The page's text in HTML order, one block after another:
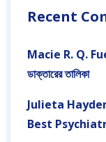
Recent
Macie R. Q.
ডাক্তারের তালিকা
Julieta
Best